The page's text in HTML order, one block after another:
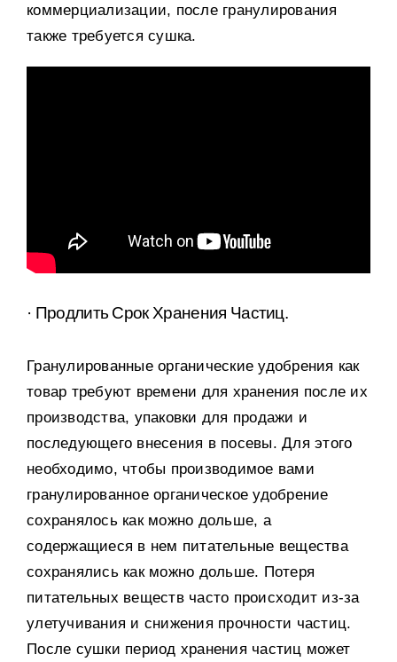
коммерциализации, после гранулирования
также требуется сушка.
· Продлить Срок Хранения Частиц.
Гранулированные органические удобрения как
товар требуют времени для хранения после их
производства, упаковки для продажи и
последующего внесения в посевы.Для этого
необходимо, чтобы производимое вами
гранулированное органическое удобрение
сохранялось как можно дольше, а
содержащиеся в нем питательные вещества
сохранялись как можно дольше. Потеря
питательных веществ часто происходит из-за
улетучивания и снижения прочности частиц.
После сушки период хранения частиц может